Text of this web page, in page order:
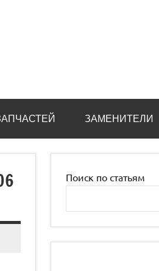
ЗАМЕНИТЕЛИ
Поиск по статьям